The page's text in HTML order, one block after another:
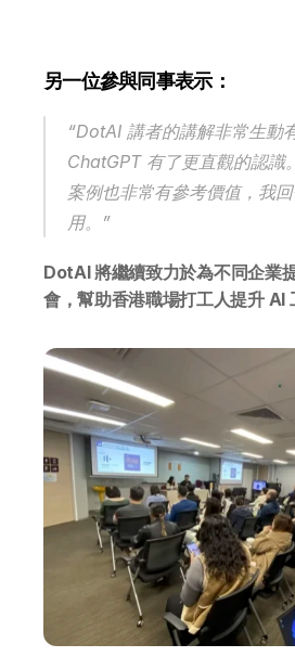
另一位參與同事表示：
“DotAI 講者的講解非常生動
ChatGPT 有了更直觀的認識
案例也非常有參考價值，我
用。”
DotAI 將繼續致力於為不同企業
會，幫助香港職場打工人提升 AI